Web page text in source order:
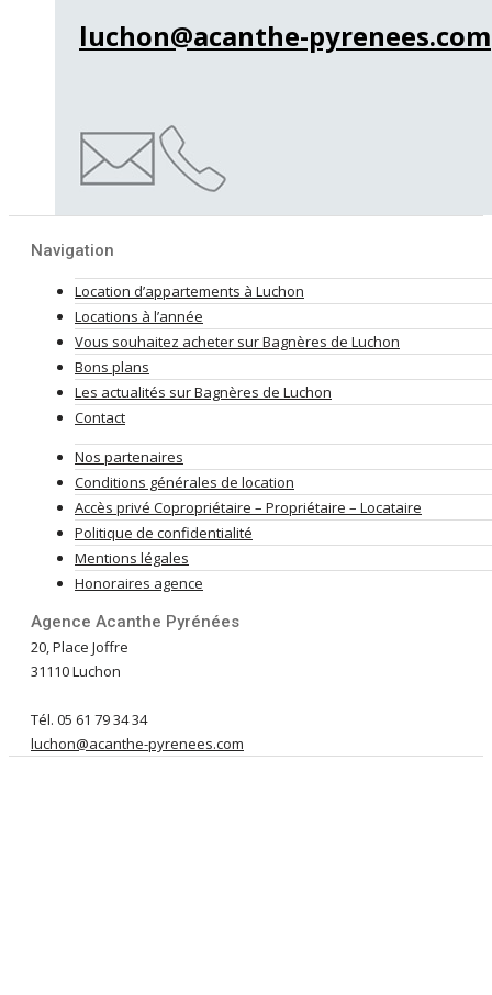
luchon@acanthe-pyrenees.com
Navigation
Location d’appartements à Luchon
Locations à l’année
Vous souhaitez acheter sur Bagnères de Luchon
Bons plans
Les actualités sur Bagnères de Luchon
Contact
Nos partenaires
Conditions générales de location
Accès privé Copropriétaire – Propriétaire – Locataire
Politique de confidentialité
Mentions légales
Honoraires agence
Agence Acanthe Pyrénées
20, Place Joffre
31110 Luchon
Tél. 05 61 79 34 34
luchon@acanthe-pyrenees.com